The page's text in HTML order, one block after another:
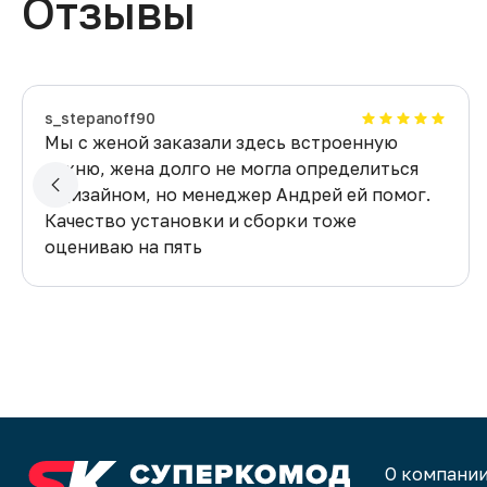
Отзывы
​s_stepanoff90
Мы с женой заказали здесь встроенную
кухню, жена долго не могла определиться
с дизайном, но менеджер Андрей ей помог.
Качество установки и сборки тоже
оцениваю на пять
О